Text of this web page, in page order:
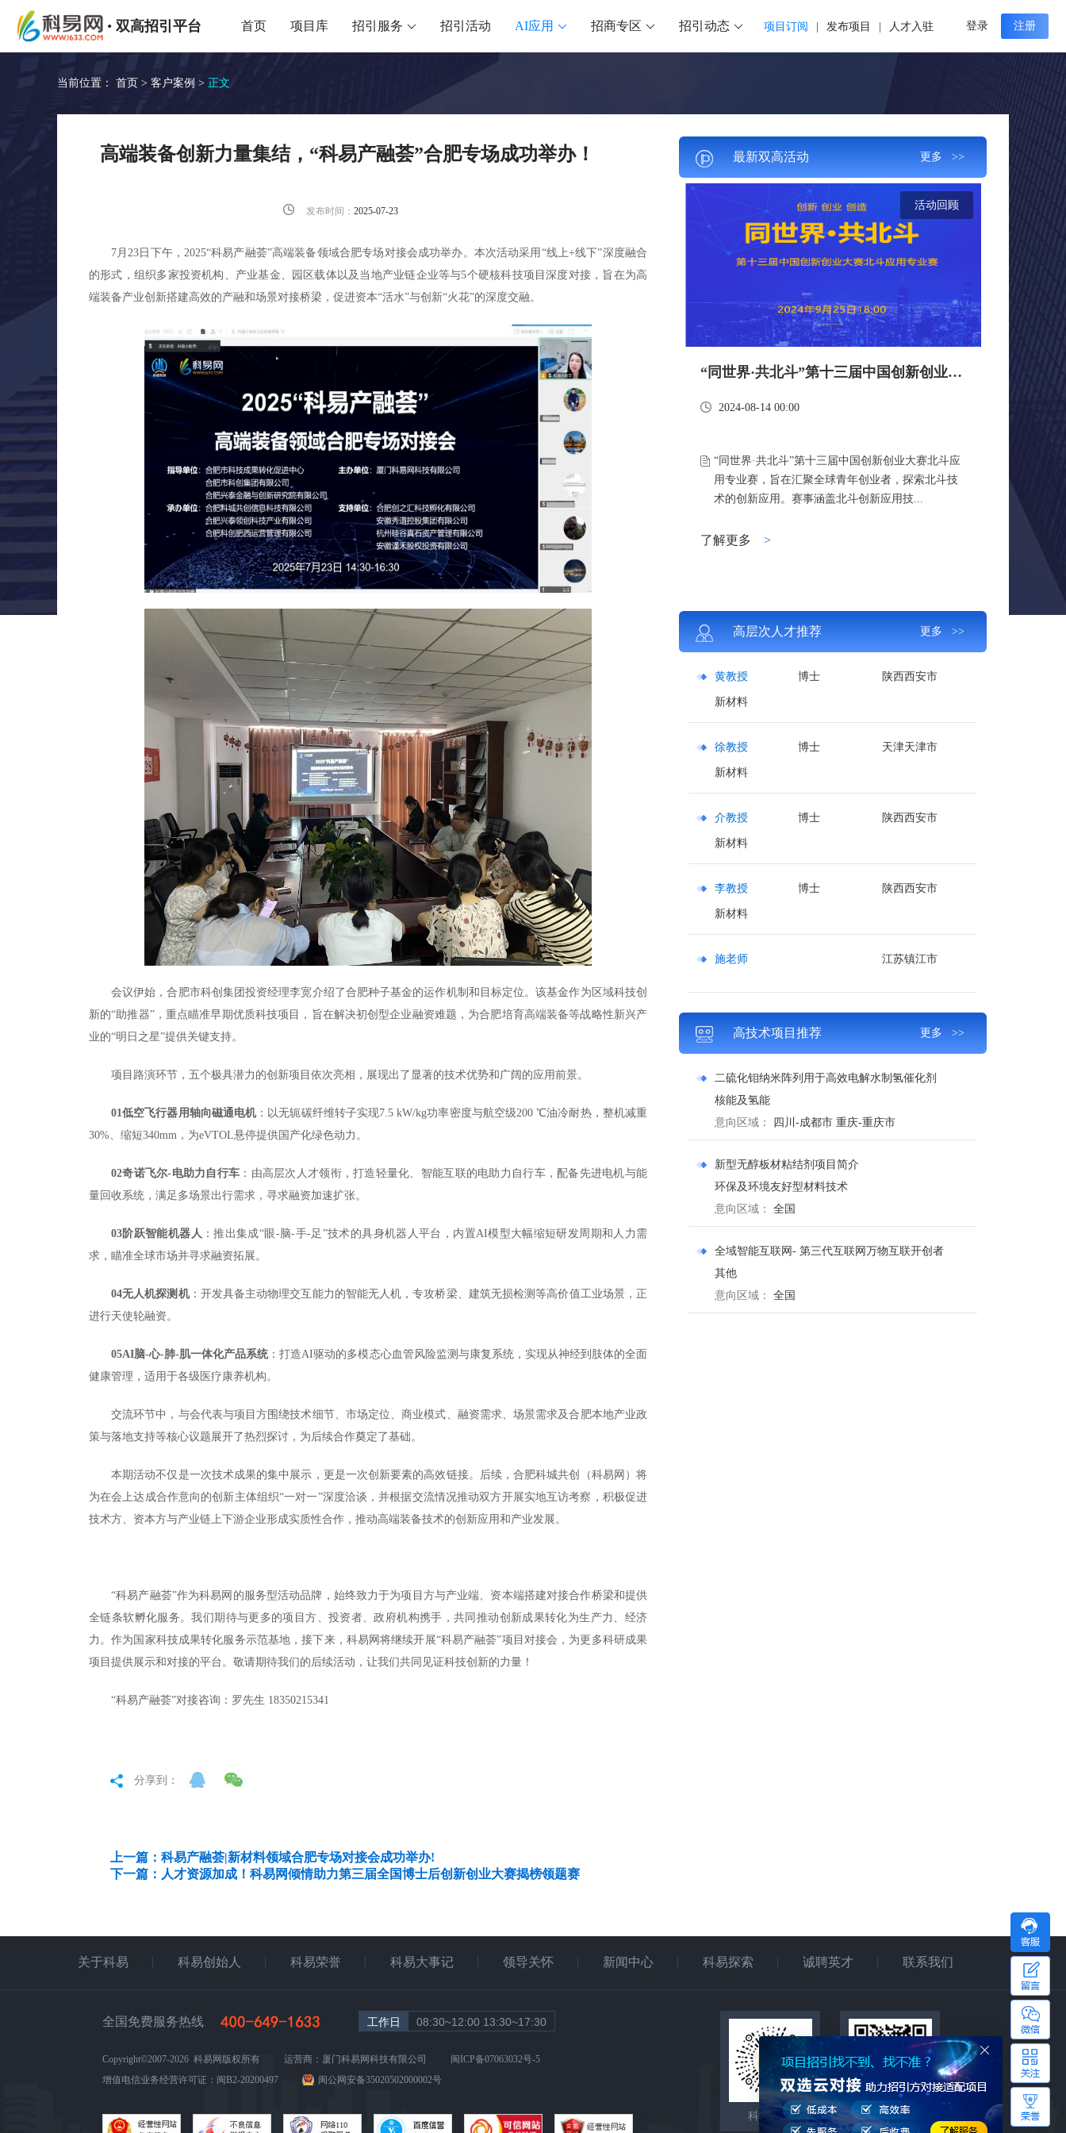
• 双高招引平台 首页 项目库 招引服务 招引活动 AI应用 招商专区 招引动态 项目订阅 | 发布项目 | 人才入驻 登录 注册
当前位置： 首页 > 客户案例 > 正文
高端装备创新力量集结，“科易产融荟”合肥专场成功举办！
发布时间： 2025-07-23
7月23日下午，2025“科易产融荟”高端装备领域合肥专场对接会成功举办。本次活动采用“线上+线下”深度融合
的形式，组织多家投资机构、产业基金、园区载体以及当地产业链企业等与5个硬核科技项目深度对接，旨在为高
端装备产业创新搭建高效的产融和场景对接桥梁，促进资本“活水”与创新“火花”的深度交融。
会议伊始，合肥市科创集团投资经理李宽介绍了合肥种子基金的运作机制和目标定位。该基金作为区域科技创
新的“助推器”，重点瞄准早期优质科技项目，旨在解决初创型企业融资难题，为合肥培育高端装备等战略性新兴产
业的“明日之星”提供关键支持。
项目路演环节，五个极具潜力的创新项目依次亮相，展现出了显著的技术优势和广阔的应用前景。
01低空飞行器用轴向磁通电机：以无轭碳纤维转子实现7.5 kW/kg功率密度与航空级200 ℃油冷耐热，整机减重
30%、缩短340mm，为eVTOL悬停提供国产化绿色动力。
02奇诺飞尔-电助力自行车 ：由高层次人才领衔，打造轻量化、智能互联的电助力自行车，配备先进电机与能
量回收系统，满足多场景出行需求，寻求融资加速扩张。
03阶跃智能机器人 ：推出集成“眼-脑-手-足”技术的具身机器人平台，内置AI模型大幅缩短研发周期和人力需
求，瞄准全球市场并寻求融资拓展。
04无人机探测机：开发具备主动物理交互能力的智能无人机，专攻桥梁、建筑无损检测等高价值工业场景，正
进行天使轮融资。
05AI脑-心-肺-肌一体化产品系统：打造AI驱动的多模态心血管风险监测与康复系统，实现从神经到肢体的全面
健康管理，适用于各级医疗康养机构。
交流环节中，与会代表与项目方围绕技术细节、市场定位、商业模式、融资需求、场景需求及合肥本地产业政
策与落地支持等核心议题展开了热烈探讨，为后续合作奠定了基础。
本期活动不仅是一次技术成果的集中展示，更是一次创新要素的高效链接。后续，合肥科城共创（科易网）将
为在会上达成合作意向的创新主体组织“一对一”深度洽谈，并根据交流情况推动双方开展实地互访考察，积极促进
技术方、资本方与产业链上下游企业形成实质性合作，推动高端装备技术的创新应用和产业发展。
“科易产融荟”作为科易网的服务型活动品牌，始终致力于为项目方与产业端、资本端搭建对接合作桥梁和提供
全链条软孵化服务。我们期待与更多的项目方、投资者、政府机构携手，共同推动创新成果转化为生产力、经济
力。作为国家科技成果转化服务示范基地，接下来，科易网将继续开展“科易产融荟”项目对接会，为更多科研成果
项目提供展示和对接的平台。敬请期待我们的后续活动，让我们共同见证科技创新的力量！
“科易产融荟”对接咨询：罗先生 18350215341
分享到：
上一篇：科易产融荟|新材料领域合肥专场对接会成功举办!
下一篇：人才资源加成！科易网倾情助力第三届全国博士后创新创业大赛揭榜领题赛
最新双高活动 更多 >>
“同世界·共北斗”第十三届中国创新创业大赛北斗应用专业赛
2024-08-14 00:00
“同世界·共北斗”第十三届中国创新创业大赛北斗应
用专业赛，旨在汇聚全球青年创业者，探索北斗技
术的创新应用。赛事涵盖北斗创新应用技...
了解更多 >
活动回顾
高层次人才推荐 更多 >>
黄教授 博士 陕西西安市
新材料
徐教授 博士 天津天津市
新材料
介教授 博士 陕西西安市
新材料
李教授 博士 陕西西安市
新材料
施老师 江苏镇江市
高技术项目推荐 更多 >>
二硫化钼纳米阵列用于高效电解水制氢催化剂
核能及氢能
意向区域：
四川-成都市 重庆-重庆市
新型无醇板材粘结剂项目简介
环保及环境友好型材料技术
意向区域：
全国
全域智能互联网- 第三代互联网万物互联开创者
其他
意向区域：
全国
关于科易 科易创始人 科易荣誉 科易大事记 领导关怀 新闻中心 科易探索 诚聘英才 联系我们
全国免费服务热线 08:30~12:00 13:30~17:30
Copyright©2007-2026 科易网版权所有 运营商：厦门科易网科技有限公司
闽ICP备07063032号-5
增值电信业务经营许可证：闽B2-20200497
闽公网安备35020502000002号
科易助手 微信公众号